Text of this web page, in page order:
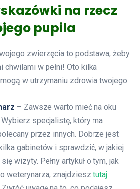
na rzecz
pupila
zwierzęcia to podstawa, żeby
w pełni! Oto kilka
w utrzymaniu zdrowia twojego
– Zawsze warto mieć na oku
specjalistę, który ma
przez innych. Dobrze jest
gabinetów i sprawdzić, w jakiej
wizyty. Pełny artykuł o tym, jak
weterynarza, znajdziesz tutaj.